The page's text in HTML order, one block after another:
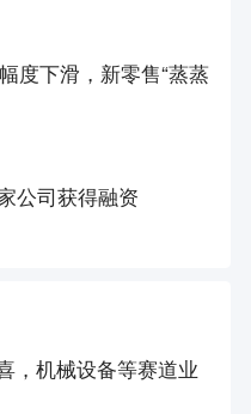
度下滑，新零售“蒸蒸
公司获得融资
，机械设备等赛道业